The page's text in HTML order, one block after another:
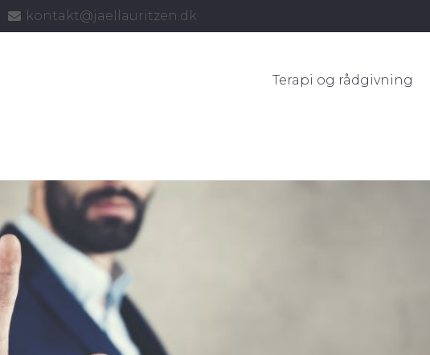
kontakt@jaellauritzen.dk
Terapi og rådgivning